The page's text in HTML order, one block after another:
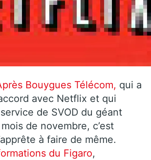
Bouygues Télécom, qui a
avec Netflix et qui
de SVOD du géant
de novembre, c’est
à faire de même.
du Figaro,